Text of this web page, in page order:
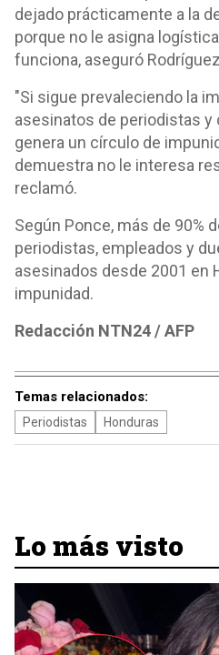
dejado prácticamente a la
porque no le asigna
funciona, aseguró
"Si sigue prevaleciendo la
asesinatos de periodistas y
genera un círculo de
demuestra no le interesa
reclamó.
Según Ponce, más de 90%
periodistas, empleados y
asesinados desde 2001 en
impunidad.
Redacción NTN24 / AFP
Temas relacionados:
Periodistas Honduras
Lo más visto